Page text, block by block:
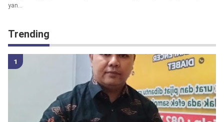
yan...
Trending